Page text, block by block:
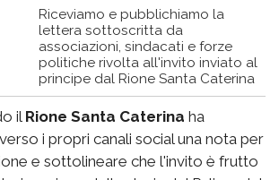
Riceviamo e pubblichiamo la
lettera sottoscritta da
associazioni, sindacati e forze
politiche rivolta all'invito inviato al
principe dal Rione Santa Caterina
il Rione Santa Caterina ha
i propri canali social una nota per
e sottolineare che l'invito è frutto